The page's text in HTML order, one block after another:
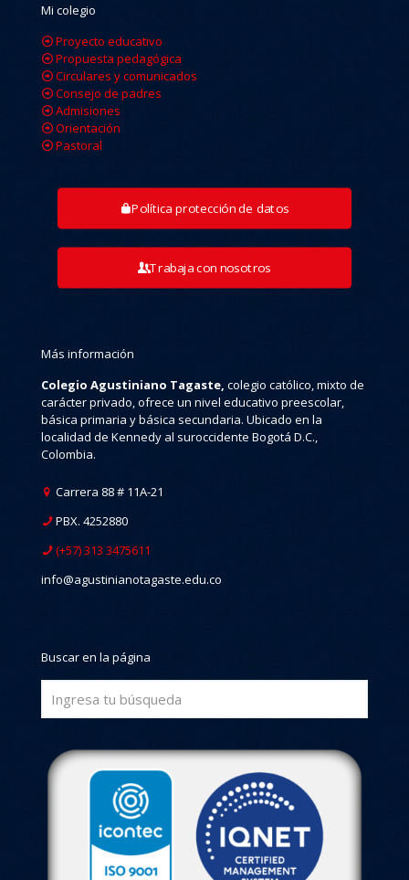
Mi colegio
Proyecto educativo
Propuesta pedagógica
Circulares y comunicados
Consejo de padres
Admisiones
Orientación
Pastoral
Política protección de datos
Trabaja con nosotros
Más información
Colegio Agustiniano Tagaste, colegio católico, mixto de
carácter privado, ofrece un nivel educativo preescolar,
básica primaria y básica secundaria. Ubicado en la
localidad de Kennedy al suroccidente Bogotá D.C.,
Colombia.
Carrera 88 # 11A-21
PBX. 4252880
(+57) 313 3475611
info@agustinianotagaste.edu.co
Buscar en la página